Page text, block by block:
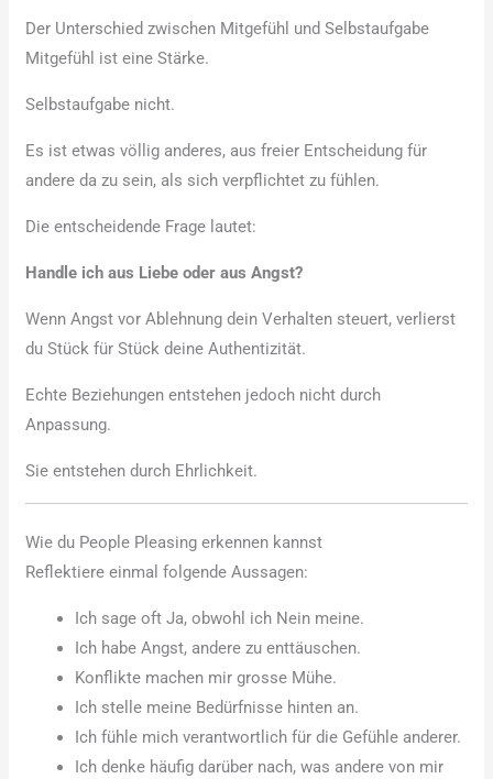
Der Unterschied zwischen Mitgefühl und Selbstaufgabe
Mitgefühl ist eine Stärke.
Selbstaufgabe nicht.
Es ist etwas völlig anderes, aus freier Entscheidung für
andere da zu sein, als sich verpflichtet zu fühlen.
Die entscheidende Frage lautet:
Handle ich aus Liebe oder aus Angst?
Wenn Angst vor Ablehnung dein Verhalten steuert, verlierst
du Stück für Stück deine Authentizität.
Echte Beziehungen entstehen jedoch nicht durch
Anpassung.
Sie entstehen durch Ehrlichkeit.
Wie du People Pleasing erkennen kannst
Reflektiere einmal folgende Aussagen:
Ich sage oft Ja, obwohl ich Nein meine.
Ich habe Angst, andere zu enttäuschen.
Konflikte machen mir grosse Mühe.
Ich stelle meine Bedürfnisse hinten an.
Ich fühle mich verantwortlich für die Gefühle anderer.
Ich denke häufig darüber nach, was andere von mir